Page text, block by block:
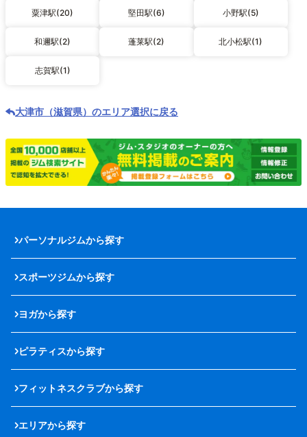
粟津駅(20) 堅田駅(6) 小野駅(5)
和邇駅(2) 蓬莱駅(2) 北小松駅(1)
志賀駅(1)
大津市（滋賀県）のエリア選択に戻る
パーソナルジムから探す
スポーツジムから探す
ヨガから探す
ピラティスから探す
フィットネスクラブから探す
エリアから探す